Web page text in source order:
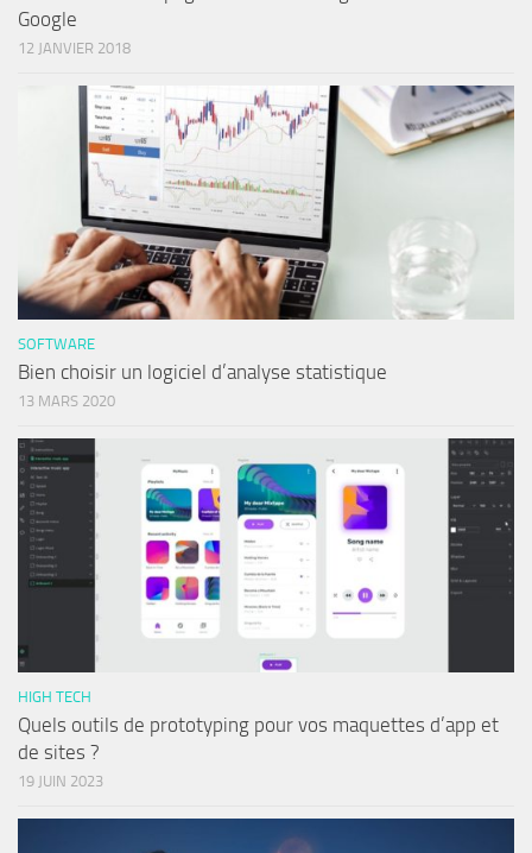
Google
12 JANVIER 2018
SOFTWARE
Bien choisir un logiciel d’analyse statistique
13 MARS 2020
HIGH TECH
Quels outils de prototyping pour vos maquettes d’app et
de sites ?
19 JUIN 2023